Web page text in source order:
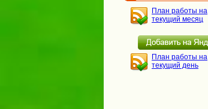
План работы на
текущий месяц
План работы на
текущий день